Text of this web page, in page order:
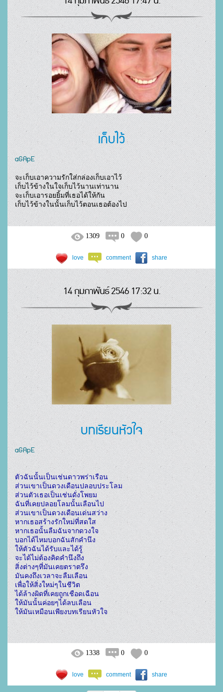
เก็บไว้
aGApE
จะเก็บเอาความรักใส่กล่องเก็บเอาไว้
เก็บไว้ข้างในใจเก็บไว้นานเท่านาน
จะเก็บเอารอยยิ้มที่เธอได้ให้กัน
เก็บไว้ข้างในนั้นเก็บไว้ตอนเธอต้องไป
1309 0 0
love comment share
14 กุมภาพันธ์ 2546 17:32 น.
บทเรียนหัวใจ
aGApE
ตัวฉันนั้นเป็นเช่นดาวพร่าเรือน
ส่วนเขาเป็นดวงเดือนปลอบประโลม
ส่วนตัวเธอเป็นเช่นดั่งโพยม
ฉันที่เคยปลอยโลมนั้นเลือนไป
ส่วนเขาเป็นดวงเดือนเด่นสว่าง
หากเธอสร้างรักใหม่ที่สดใส
หากเธอนั้นลืมฉันจากดวงใจ
บอกได้ไหมบอกฉันสักคำนึง
ให้ตัวฉันได้รับและได้รู้
จะได้ไม่ต้องคิดคำนึงถึง
สิ่งต่างๆที่มันเคยตราตรึง
มันคงถึงเวลาจะลืมเลือน
เพื่อให้สิ่งใหม่ๆในชีวิต
ได้ล้างผิดที่เคยถูกเชือดเฉือน
ให้มันนั้นค่อยๆได้ลบเลือน
1338 0 0
love comment share